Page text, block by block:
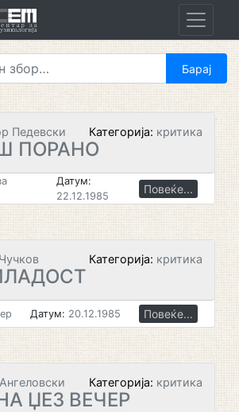
Педевски Категорија: критика
ПОРАНО
Датум:
22.12.1985
Повеќе...
Категорија: критика
Датум: 20.12.1985 Повеќе...
Категорија: критика
ЏЕЗ ВЕЧЕР